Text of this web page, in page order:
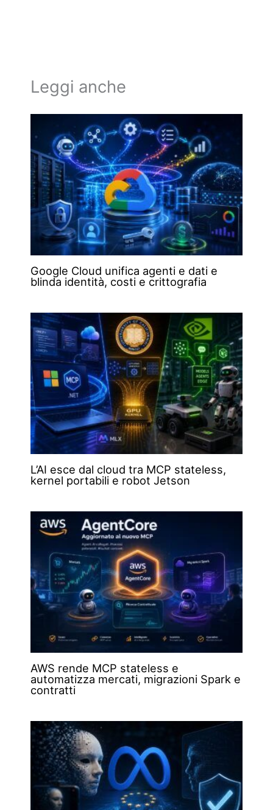
Leggi anche
Google Cloud unifica agenti e dati e
blinda identità, costi e crittografia
L’AI esce dal cloud tra MCP stateless,
kernel portabili e robot Jetson
AWS rende MCP stateless e
automatizza mercati, migrazioni Spark e
contratti